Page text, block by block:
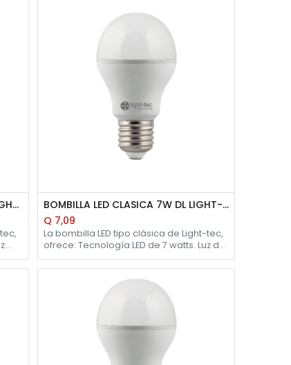
BOMBILLA LED CLASICA 3W WW LIGHT-TEC
BOMBILLA LED CLASICA 7W DL LIGHT-TEC
Q 7,09
La bombilla LED tipo clásica de Light-tec,
ofrece: Tecnología LED de 7 watts. Luz de
día de 5700 K. Flujo luminoso 545 ? 630
lm. 20,000 horas de vida
aproximadamente. Uso para interiores.